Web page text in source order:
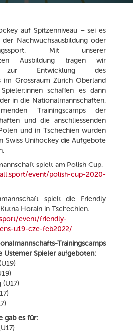
auf Spitzenniveau – sei es
Nachwuchsausbildung oder
Mit unserer
Ausbildung tragen wir
zur Entwicklung des
im Grossraum Zürich Oberland
schaffen es dann
in die Nationalmannschaften.
Trainingscamps der
und die anschliessenden
und in Tschechien wurden
Swiss Unihockey die Aufgebote
spielt am Polish Cup.
event/polish-cup-2020-
spielt die Friendly
Horain in Tschechien.
event/friendly-
u19-cze-feb2022/
Trainingscamps
Ustemer Spieler aufgeboten:
(U17)
gab es für: